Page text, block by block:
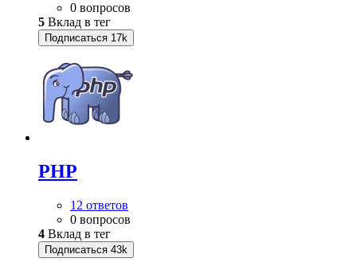
0 вопросов
5 Вклад в тег
Подписаться 17k
PHP
12 ответов
0 вопросов
4 Вклад в тег
Подписаться 43k